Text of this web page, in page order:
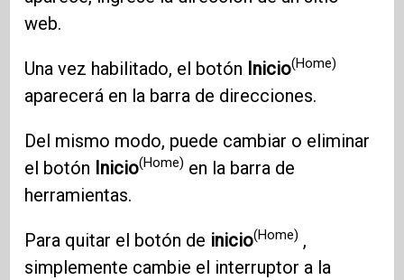
web.
Una vez habilitado, el botón Inicio(Home)
aparecerá en la barra de direcciones.
Del mismo modo, puede cambiar o eliminar
el botón Inicio(Home) en la barra de
herramientas.
Para quitar el botón de inicio(Home) ,
simplemente cambie el interruptor a la